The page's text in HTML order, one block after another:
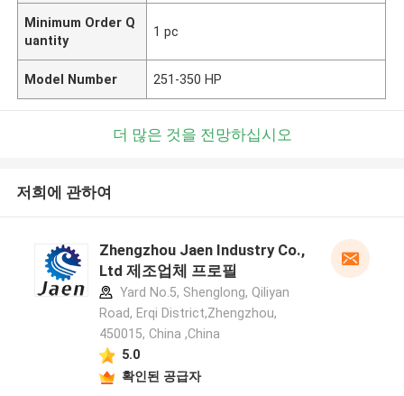
Minimum Order Q
uantity
1 pc
Model Number 251-350 HP
더 많은 것을 전망하십시오
저희에 관하여
Zhengzhou Jaen Industry Co.,
Ltd 제조업체 프로필
Yard No.5, Shenglong, Qiliyan
Road, Erqi District,Zhengzhou,
450015, China ,China
5.0
확인된 공급자